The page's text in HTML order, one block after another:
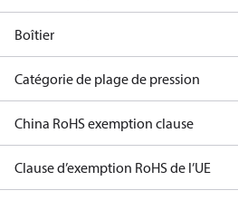
Boîtier
Catégorie de plage de pression
China RoHS exemption clause
Clause d’exemption RoHS de l’UE